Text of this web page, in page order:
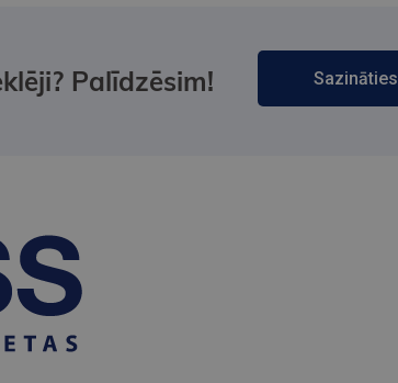
Palīdzēsim! Sazināties